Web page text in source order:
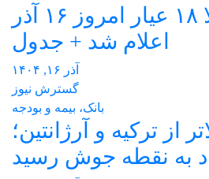
قیمت طلا ۱۸ عیار امروز ۱۶ آذر
اعلام شد + جدول
آذر ۱۶, ۱۴۰۴
گسترش نیوز
بانک، بیمه و بودجه
از ترکیه و آرژانتین؛
به نقطه جوش رسید